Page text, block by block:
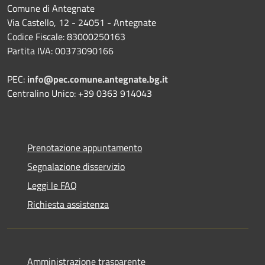
Comune di Antegnate
Via Castello, 12 - 24051 - Antegnate
Codice Fiscale: 83000250163
Partita IVA: 00373090166
PEC: info@pec.comune.antegnate.bg.it
Centralino Unico: +39 0363 914043
Prenotazione appuntamento
Segnalazione disservizio
Leggi le FAQ
Richiesta assistenza
Amministrazione trasparente